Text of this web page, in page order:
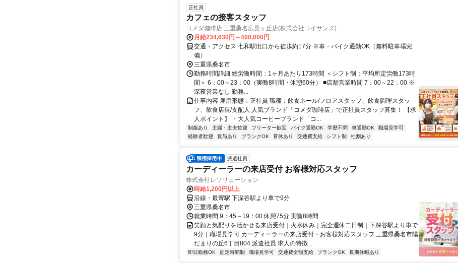
正社員
カフェの接客スタッフ
コメダ珈琲店 三重桑名広見ヶ丘店(株式会社コイサンズ)
月給234,630円～400,000円
交通・アクセス 七和駅出口から徒歩約17分 ※車・バイク通勤OK（無料駐車場完
備）
三重県桑名市
勤務時間詳細 総労働時間：1ヶ月あたり173時間 ＜シフト制：平均所定労働173時
間＞ 6：00～23：00（実働8時間・休憩60分） ■店舗営業時間 7：00～22：00 ※
深夜営業なし 勤務...
仕事内容 雇用形態：正社員 職種：飲食ホール/フロアスタッフ、飲食調理スタッ
フ、飲食店長/支配人 人気ブランド「コメダ珈琲店」で正社員スタッフ募集！ 【求
人ポイント】 ・大人気コーヒーブランド「コ...
制服あり 主婦・主夫歓迎 フリーター歓迎 バイク通勤OK 学歴不問 車通勤OK
職場見学可
経験者歓迎
賞与あり ブランクOK 育休あり 交通費支給 シフト制 社割あり
派遣社員
カーディーラーの来店受付 お客様対応スタッフ
株式会社レソリューション
時給1,200円以上
沿線・最寄駅 下深谷駅より車で9分
三重県桑名市
就業時間 9：45～19：00 休憩75分 実働8時間
笑顔と気配りを活かせる来店受付｜火水休み｜完全週休二日制｜下深谷駅より車で
9分｜職場見学可 カーディーラーの来店受付・お客様対応スタッフ 三重県桑名市陽
だまりの丘6丁目804 派遣社員 求人の特徴 ...
即日勤務OK 固定時間制 職場見学可 交通費全額支給 ブランクOK 長期休暇あり